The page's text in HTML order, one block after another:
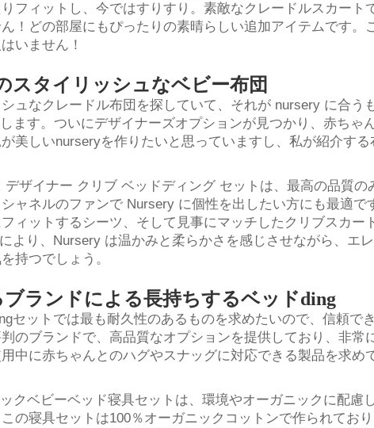
フィットし、今ではすりすり。素敵なクレードルスカート
！どの部屋にもぴったりの素晴らしい追加アイテムです。
いません！
スタイリッシュなベビー布団
ュなクレードル布団を探していて、それが nursery に合う
ます。ついにデザイナーズオプションが見つかり、赤ちゃ
美しいnurseryを作りたいと思っていますし、私が紹介す
デザイナー クリブ ベッドディング セットは、最高の品質の
ャネルのファンで Nursery に個性を出したい方にも最適で
ィットするシーツ、そして見事にマッチしたクリブスカー
より、Nursery は温かみと柔らかさを感じさせながら、エ
持つでしょう。
ランドによる長持ちするベッドding
セットでは最も耐久性のあるものを求めたいので、信頼で
のブランドで、高品質なオプションを提供しており、非常
中に赤ちゃんとのハグやスナッグに対応できる製品を求め
クベビーベッド寝具セットは、環境やオーガニックに配慮
の寝具セットは100％オーガニックコットンで作られてお